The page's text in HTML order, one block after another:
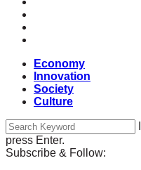
Economy
Innovation
Society
Culture
press Enter.
Subscribe & Follow: